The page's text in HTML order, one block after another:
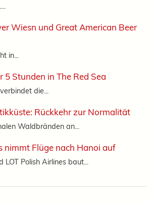
Wiesn und Great American Beer
in...
5 Stunden in The Red Sea
die...
Rückkehr zur Normalität
Waldbränden an...
nimmt Flüge nach Hanoi auf
Polish Airlines baut...